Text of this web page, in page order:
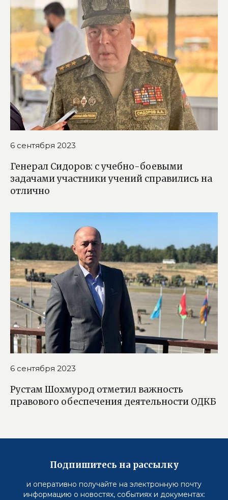
6 сентября 2023
Генерал Сидоров: с учебно-боевыми
задачами участники учений справились на
отлично
6 сентября 2023
Рустам Шохмурод отметил важность
правового обеспечения деятельности ОДКБ
Подпишитесь на рассылку
и оперативно получайте на электронную почту
информацию о новостях, событиях и документах: